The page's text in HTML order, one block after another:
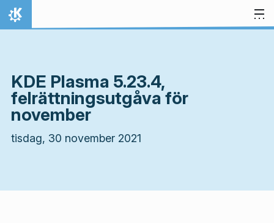
Gå till innehåll
Hem
KDE Plasma 5.23.4,
felrättningsutgåva för
november
tisdag, 30 november 2021